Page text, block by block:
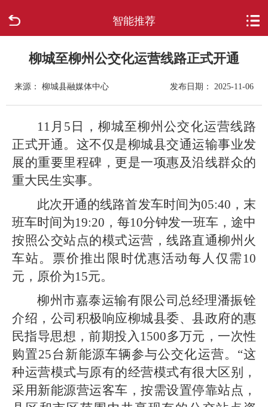
智能推荐
走进柳城
新闻中心
政府信息公开
网上办事
互动回应
数据专题
柳城至柳州公交化运营线路正式开通
来源： 柳城县融媒体中心 发布日期： 2025-11-06
11月5日，柳城至柳州公交化运营线路
正式开通。这不仅是柳城县交通运输事业发
展的重要里程碑，更是一项惠及沿线群众的
重大民生实事。
此次开通的线路首发车时间为05:40，末
班车时间为19:20，每10分钟发一班车，途中
按照公交站点的模式运营，线路直通柳州火
车站。票价推出限时优惠活动每人仅需10
元，原价为15元。
柳州市嘉泰运输有限公司总经理潘振铨
介绍，公司积极响应柳城县委、县政府的惠
民指导思想，前期投入1500多万元，一次性
购置25台新能源车辆参与公交化运营。“这
种运营模式与原有的经营模式有很大区别，
采用新能源营运客车，按需设置停靠站点，